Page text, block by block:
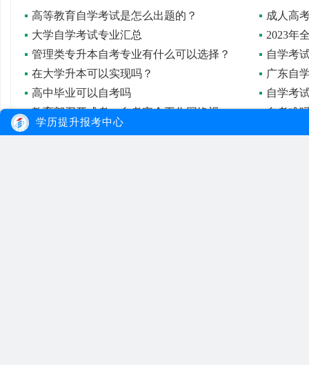
高等教育自学考试是怎么出题的？
成人高
大学自学考试专业汇总
2023年
管理类专升本自考专业有什么可以选择？
自学考
在大学升本可以实现吗？
广东自
高中毕业可以自考吗
自学考
教育部召开成考、自考安全工作网络视频会议
自考难
学历提升报考中心